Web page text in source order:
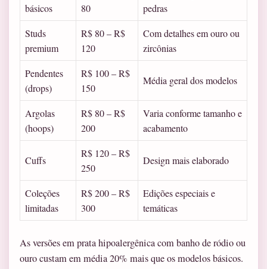
básicos
80
pedras
Studs
premium
R$ 80 – R$
120
Com detalhes em ouro ou
zircônias
Pendentes
(drops)
R$ 100 – R$
150
Média geral dos modelos
Argolas
(hoops)
R$ 80 – R$
200
Varia conforme tamanho e
acabamento
Cuffs
R$ 120 – R$
250
Design mais elaborado
Coleções
limitadas
R$ 200 – R$
300
Edições especiais e
temáticas
As versões em prata hipoalergênica com banho de ródio ou
ouro custam em média 20% mais que os modelos básicos.